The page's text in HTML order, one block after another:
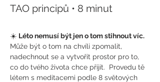
TAO principů • 8 minut
☀️ Léto nemusí být jen o tom stihnout víc.
Může být o tom na chvíli zpomalit,
nadechnout se a vytvořit prostor pro to,
co do tvého života chce přijít.  Provedu tě
létem s meditacemi podle 8 světových